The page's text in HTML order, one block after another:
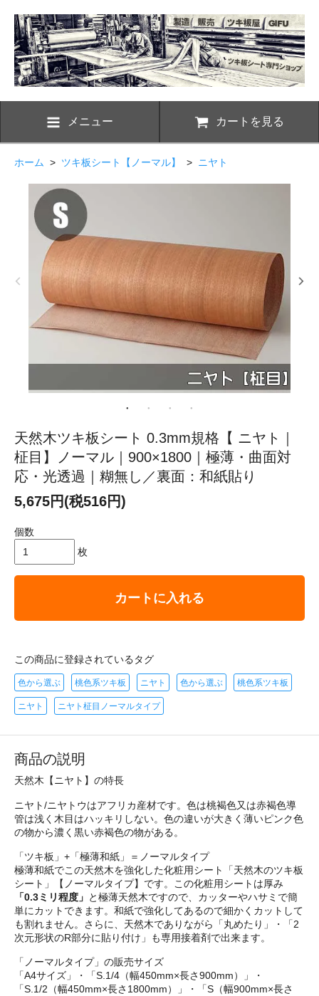
メニュー カートを見る
ホーム > ツキ板シート【ノーマル】 > ニヤト
天然木ツキ板シート 0.3mm規格【 ニヤト｜
柾目】ノーマル｜900×1800｜極薄・曲面対
応・光透過｜糊無し／裏面：和紙貼り
5,675円(税516円)
個数
枚
カートに入れる
この商品に登録されているタグ
色から選ぶ 桃色系ツキ板 ニヤト 色から選ぶ 桃色系ツキ板
ニヤト ニヤト柾目ノーマルタイプ
商品の説明
天然木【ニヤト】の特長
ニヤト/ニヤトウはアフリカ産材です。色は桃褐色又は赤褐色導
管は浅く木目はハッキリしない。色の違いが大きく薄いピンク色
の物から濃く黒い赤褐色の物がある。
「ツキ板」+「極薄和紙」＝ノーマルタイプ
極薄和紙でこの天然木を強化した化粧用シート「天然木のツキ板
シート」【ノーマルタイプ】です。この化粧用シートは厚み
「0.3ミリ程度」 と極薄天然木ですので、カッターやハサミで簡
単にカットできます。和紙で強化してあるので細かくカットして
も割れません。さらに、天然木でありながら「丸めたり」・「2
次元形状のR部分に貼り付け」も専用接着剤で出来ます。
「ノーマルタイプ」の販売サイズ
「A4サイズ」・「S.1/4（幅450mm×長さ900mm）」・
「S.1/2（幅450mm×長さ1800mm）」・「S（幅900mm×長さ